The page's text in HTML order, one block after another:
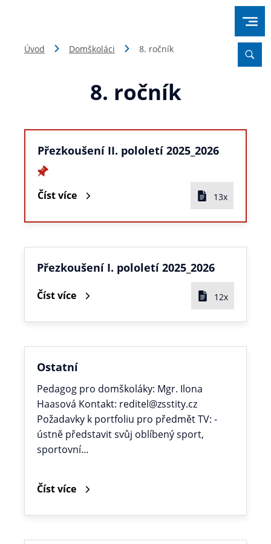
Úvod Domškoláci 8. ročník
8. ročník
Přezkoušení II. pololetí 2025_2026
Číst více 13x
Přezkoušení I. pololetí 2025_2026
Číst více 12x
Ostatní
Pedagog pro domškoláky: Mgr. Ilona
Haasová Kontakt: reditel@zsstity.cz
Požadavky k portfoliu pro předmět TV: -
ústně představit svůj oblíbený sport,
sportovní…
Číst více